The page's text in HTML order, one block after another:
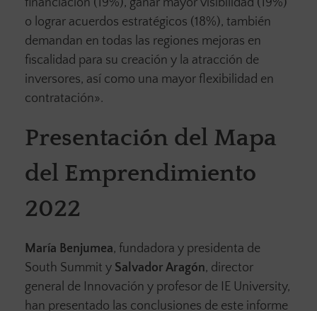
financiación (19%), ganar mayor visibilidad (19%)
o lograr acuerdos estratégicos (18%), también
demandan en todas las regiones mejoras en
fiscalidad para su creación y la atracción de
inversores, así como una mayor flexibilidad en
contratación».
Presentación del Mapa
del Emprendimiento
2022
María Benjumea, fundadora y presidenta de
South Summit y Salvador Aragón, director
general de Innovación y profesor de IE University,
han presentado las conclusiones de este informe